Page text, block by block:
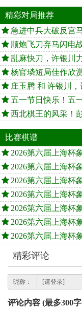
精彩对局推荐
急进中兵大破反宫
顺炮飞刀弃马闪电
乱麻快刀，许银川
杨官璘短局佳作欣
庄玉腾 和 许银川
五一节日快乐！五
西北棋王的风采！
比赛棋谱
2026第六届上海杯
2026第六届上海杯
2026第六届上海杯
2026第六届上海杯
2026第六届上海杯
2026第六届上海杯
2026第六届上海杯
精彩评论
昵称：
评论内容 (最多300